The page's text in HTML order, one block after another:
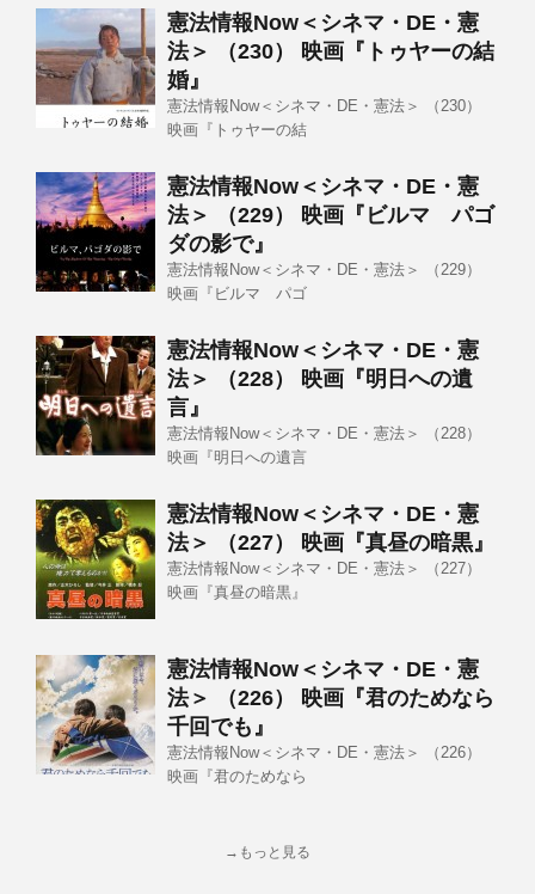
憲法情報Now＜シネマ・DE・憲
法＞ （230） 映画『トゥヤーの結
婚』
憲法情報Now＜シネマ・DE・憲法＞ （230）
映画『トゥヤーの結
憲法情報Now＜シネマ・DE・憲
法＞ （229） 映画『ビルマ パゴ
ダの影で』
憲法情報Now＜シネマ・DE・憲法＞ （229）
映画『ビルマ パゴ
憲法情報Now＜シネマ・DE・憲
法＞ （228） 映画『明日への遺
言』
憲法情報Now＜シネマ・DE・憲法＞ （228）
映画『明日への遺言
憲法情報Now＜シネマ・DE・憲
法＞ （227） 映画『真昼の暗黒』
憲法情報Now＜シネマ・DE・憲法＞ （227）
映画『真昼の暗黒』
憲法情報Now＜シネマ・DE・憲
法＞ （226） 映画『君のためなら
千回でも』
憲法情報Now＜シネマ・DE・憲法＞ （226）
映画『君のためなら
→もっと見る